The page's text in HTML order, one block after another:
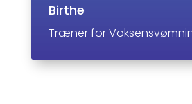
Birthe
Træner for